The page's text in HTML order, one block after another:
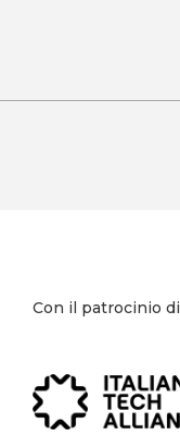
Con il patrocinio di